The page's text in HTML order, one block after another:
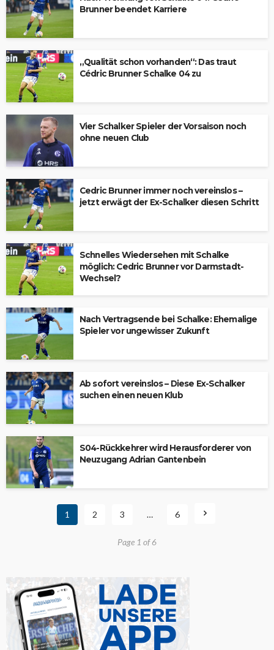
Brunner beendet Karriere
„Qualität schon vorhanden“: Das traut
Cédric Brunner Schalke 04 zu
Vier Schalker Spieler der Vorsaison noch
ohne neuen Club
Cedric Brunner immer noch vereinslos –
jetzt erwägt der Ex-Schalker diesen Schritt
Schnelles Wiedersehen mit Schalke
möglich: Cedric Brunner vor Darmstadt-
Wechsel?
Nach Vertragsende bei Schalke: Ehemalige
Spieler vor ungewisser Zukunft
Ab sofort vereinslos – Diese Ex-Schalker
suchen einen neuen Klub
S04-Rückkehrer wird Herausforderer von
Neuzugang Adrian Gantenbein
1 2 3 … 6
Page 1 of 6